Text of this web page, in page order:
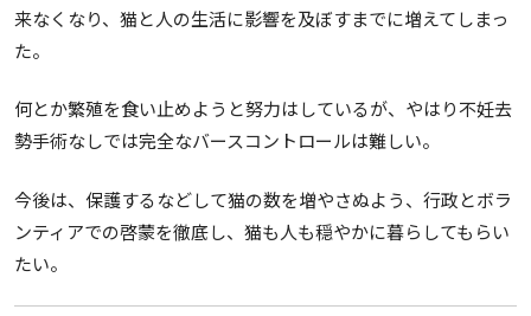
来なくなり、猫と人の生活に影響を及ぼすまでに増えてしまっ
た。
何とか繁殖を食い止めようと努力はしているが、やはり不妊去
勢手術なしでは完全なバースコントロールは難しい。
今後は、保護するなどして猫の数を増やさぬよう、行政とボラ
ンティアでの啓蒙を徹底し、猫も人も穏やかに暮らしてもらい
たい。